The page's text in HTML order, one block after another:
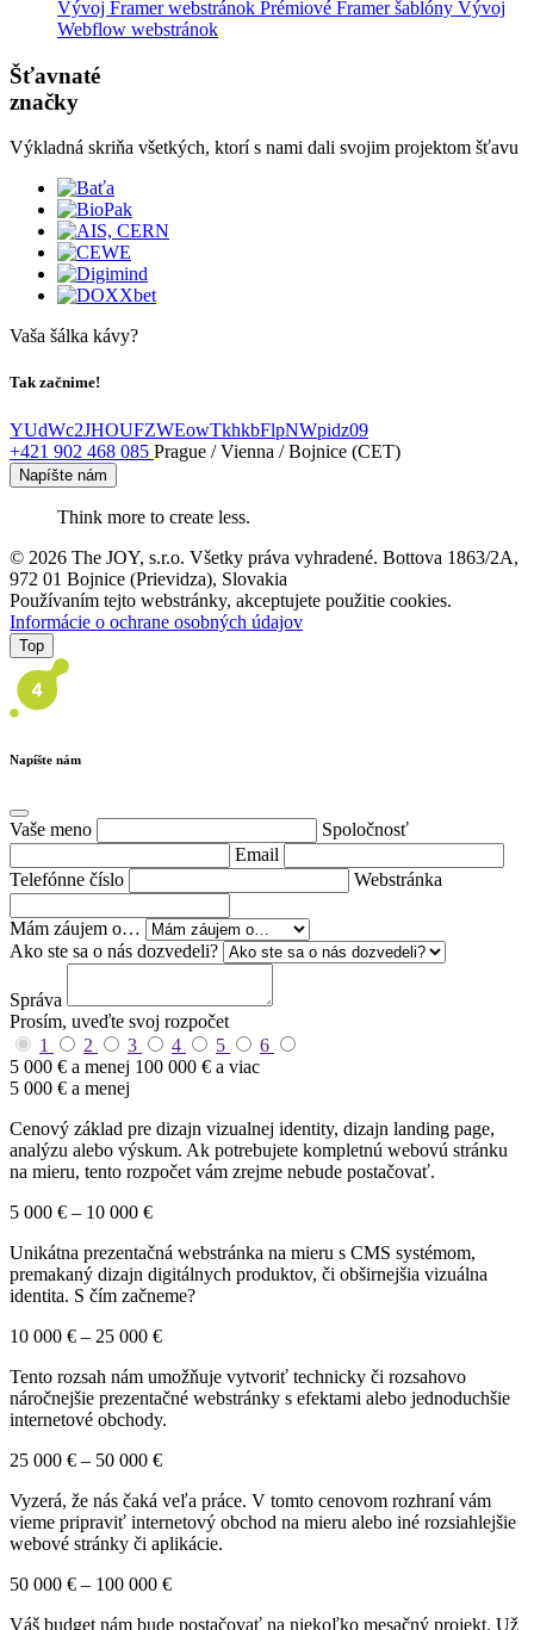
Vývoj Framer webstránok Prémiové Framer šablóny Vývoj
Webflow webstránok
Šťavnaté
značky
Výkladná skriňa všetkých, ktorí s nami dali svojim projektom šťavu
Vaša šálka kávy?
Tak začnime!
YUdWc2JHOUFZWEowTkhkbFlpNWpidz09
+421 902 468 085 Prague / Vienna / Bojnice (CET)
Napíšte nám
Think more to create less.
© 2026 The JOY, s.r.o. Všetky práva vyhradené. Bottova 1863/2A,
972 01 Bojnice (Prievidza), Slovakia
Používaním tejto webstránky, akceptujete použitie cookies.
Informácie o ochrane osobných údajov
Top
Napíšte nám
Vaše meno
Spoločnosť
Email
Telefónne číslo
Webstránka
Mám záujem o…
Ako ste sa o nás dozvedeli?
Správa
Prosím, uveďte svoj rozpočet
1
2 3 4 5
6
5 000 € a menej 100 000 € a viac
5 000 € a menej
Cenový základ pre dizajn vizualnej identity, dizajn landing page,
analýzu alebo výskum. Ak potrebujete kompletnú webovú stránku
na mieru, tento rozpočet vám zrejme nebude postačovať.
5 000 € – 10 000 €
Unikátna prezentačná webstránka na mieru s CMS systémom,
premakaný dizajn digitálnych produktov, či obširnejšia vizuálna
identita. S čím začneme?
10 000 € – 25 000 €
Tento rozsah nám umožňuje vytvoriť technicky či rozsahovo
náročnejšie prezentačné webstránky s efektami alebo jednoduchšie
internetové obchody.
25 000 € – 50 000 €
Vyzerá, že nás čaká veľa práce. V tomto cenovom rozhraní vám
vieme pripraviť internetový obchod na mieru alebo iné rozsiahlejšie
webové stránky či aplikácie.
50 000 € – 100 000 €
Váš budget nám bude postačovať na niekoľko mesačný projekt. Už